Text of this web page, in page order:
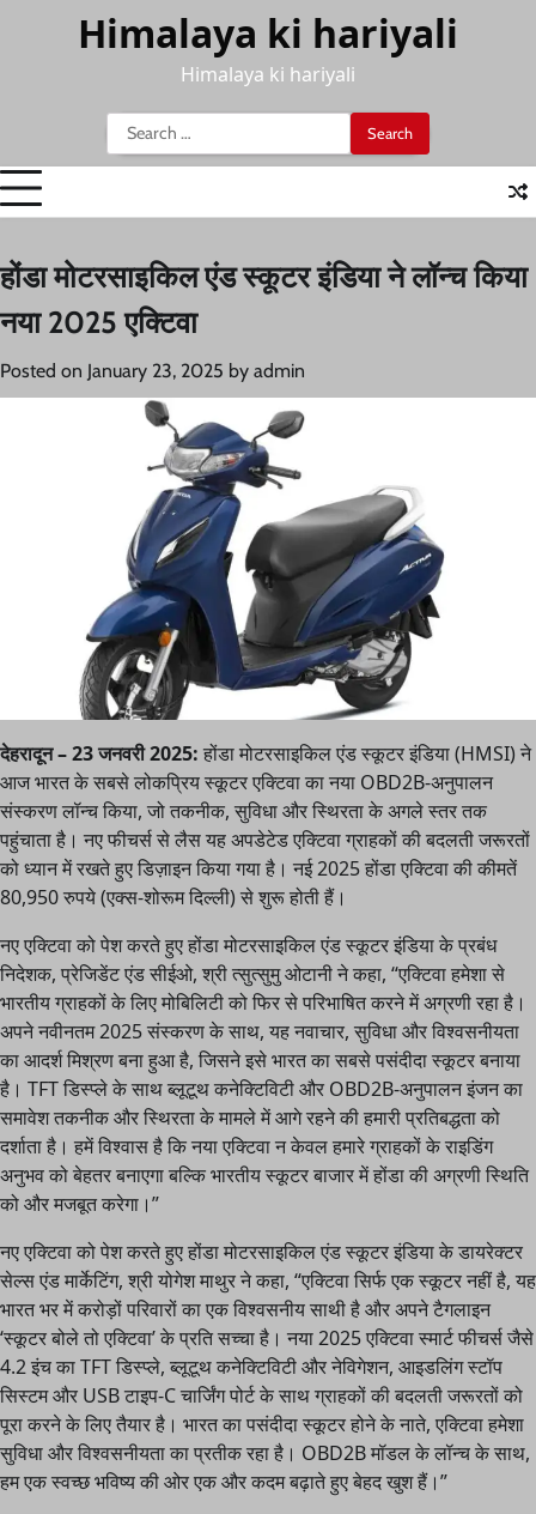
Himalaya ki hariyali
Himalaya ki hariyali
Search
for:
होंडा मोटरसाइकिल एंड स्कूटर इंडिया ने लॉन्च किया
नया 2025 एक्टिवा
Posted on January 23, 2025 by admin
देहरादून – 23 जनवरी 2025: होंडा मोटरसाइकिल एंड स्कूटर इंडिया (HMSI) ने
आज भारत के सबसे लोकप्रिय स्कूटर एक्टिवा का नया OBD2B-अनुपालन
संस्करण लॉन्च किया, जो तकनीक, सुविधा और स्थिरता के अगले स्तर तक
पहुंचाता है। नए फीचर्स से लैस यह अपडेटेड एक्टिवा ग्राहकों की बदलती जरूरतों
को ध्यान में रखते हुए डिज़ाइन किया गया है। नई 2025 होंडा एक्टिवा की कीमतें
80,950 रुपये (एक्स-शोरूम दिल्ली) से शुरू होती हैं।
नए एक्टिवा को पेश करते हुए होंडा मोटरसाइकिल एंड स्कूटर इंडिया के प्रबंध
निदेशक, प्रेजिडेंट एंड सीईओ, श्री त्सुत्सुमु ओटानी ने कहा, “एक्टिवा हमेशा से
भारतीय ग्राहकों के लिए मोबिलिटी को फिर से परिभाषित करने में अग्रणी रहा है।
अपने नवीनतम 2025 संस्करण के साथ, यह नवाचार, सुविधा और विश्वसनीयता
का आदर्श मिश्रण बना हुआ है, जिसने इसे भारत का सबसे पसंदीदा स्कूटर बनाया
है। TFT डिस्प्ले के साथ ब्लूटूथ कनेक्टिविटी और OBD2B-अनुपालन इंजन का
समावेश तकनीक और स्थिरता के मामले में आगे रहने की हमारी प्रतिबद्धता को
दर्शाता है। हमें विश्वास है कि नया एक्टिवा न केवल हमारे ग्राहकों के राइडिंग
अनुभव को बेहतर बनाएगा बल्कि भारतीय स्कूटर बाजार में होंडा की अग्रणी स्थिति
को और मजबूत करेगा।”
नए एक्टिवा को पेश करते हुए होंडा मोटरसाइकिल एंड स्कूटर इंडिया के डायरेक्टर
सेल्स एंड मार्केटिंग, श्री योगेश माथुर ने कहा, “एक्टिवा सिर्फ एक स्कूटर नहीं है, यह
भारत भर में करोड़ों परिवारों का एक विश्वसनीय साथी है और अपने टैगलाइन
‘स्कूटर बोले तो एक्टिवा’ के प्रति सच्चा है। नया 2025 एक्टिवा स्मार्ट फीचर्स जैसे
4.2 इंच का TFT डिस्प्ले, ब्लूटूथ कनेक्टिविटी और नेविगेशन, आइडलिंग स्टॉप
सिस्टम और USB टाइप-C चार्जिंग पोर्ट के साथ ग्राहकों की बदलती जरूरतों को
पूरा करने के लिए तैयार है। भारत का पसंदीदा स्कूटर होने के नाते, एक्टिवा हमेशा
सुविधा और विश्वसनीयता का प्रतीक रहा है। OBD2B मॉडल के लॉन्च के साथ,
हम एक स्वच्छ भविष्य की ओर एक और कदम बढ़ाते हुए बेहद खुश हैं।”